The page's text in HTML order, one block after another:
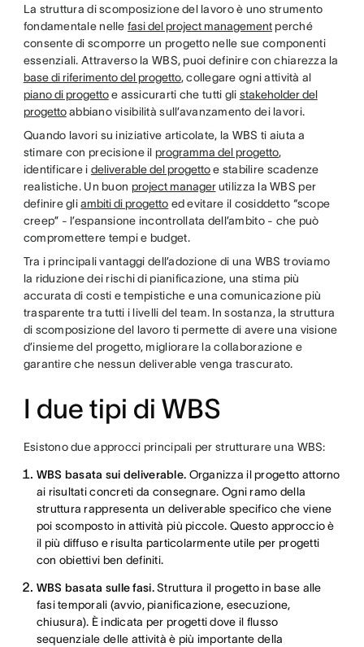
La struttura di scomposizione del lavoro è uno strumento
fondamentale nelle fasi del project management perché
consente di scomporre un progetto nelle sue componenti
essenziali. Attraverso la WBS, puoi definire con chiarezza la
base di riferimento del progetto, collegare ogni attività al
piano di progettoe assicurarti che tutti gli stakeholder del
progettoabbiano visibilità sull’avanzamento dei lavori.
Quando lavori su iniziative articolate, la WBS ti aiuta a
stimare con precisione il programma del progetto,
identificare i deliverable del progettoe stabilire scadenze
realistiche. Un buon project managerutilizza la WBS per
definire gliambiti di progetto ed evitare il cosiddetto “scope
creep” - l’espansione incontrollata dell’ambito - che può
compromettere tempi e budget.
Tra i principali vantaggi dell’adozione di una WBS troviamo
la riduzione dei rischi di pianificazione, una stima più
accurata di costi e tempistiche e una comunicazione più
trasparente tra tutti i livelli del team. In sostanza, la struttura
di scomposizione del lavoro ti permette di avere una visione
d’insieme del progetto, migliorare la collaborazione e
garantire che nessun deliverable venga trascurato.
I due tipi di WBS
Esistono due approcci principali per strutturare una WBS:
WBS basata sui deliverable. Organizza il progetto attorno
ai risultati concreti da consegnare. Ogni ramo della
struttura rappresenta un deliverable specifico che viene
poi scomposto in attività più piccole. Questo approccio è
il più diffuso e risulta particolarmente utile per progetti
con obiettivi ben definiti.
WBS basata sulle fasi.Struttura il progetto in base alle
fasi temporali (avvio, pianificazione, esecuzione,
chiusura). È indicata per progetti dove il flusso
sequenziale delle attività è più importante della